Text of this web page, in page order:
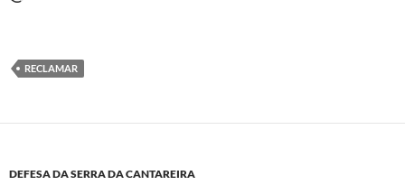
RECLAMAR
DEFESA DA SERRA DA CANTAREIRA